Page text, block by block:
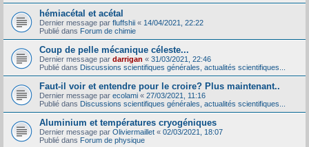
hémiacétal et acétal
Dernier message par fluffshii « 14/04/2021, 22:22
Publié dans Forum de chimie
Coup de pelle mécanique céleste...
Dernier message par darrigan « 31/03/2021, 22:46
Publié dans Discussions scientifiques générales, actualités scientifiques...
Faut-il voir et entendre pour le croire? Plus maintenant..
Dernier message par ecolami « 27/03/2021, 11:16
Publié dans Discussions scientifiques générales, actualités scientifiques...
Aluminium et températures cryogéniques
Dernier message par Oliviermaillet « 02/03/2021, 18:07
Publié dans Forum de physique